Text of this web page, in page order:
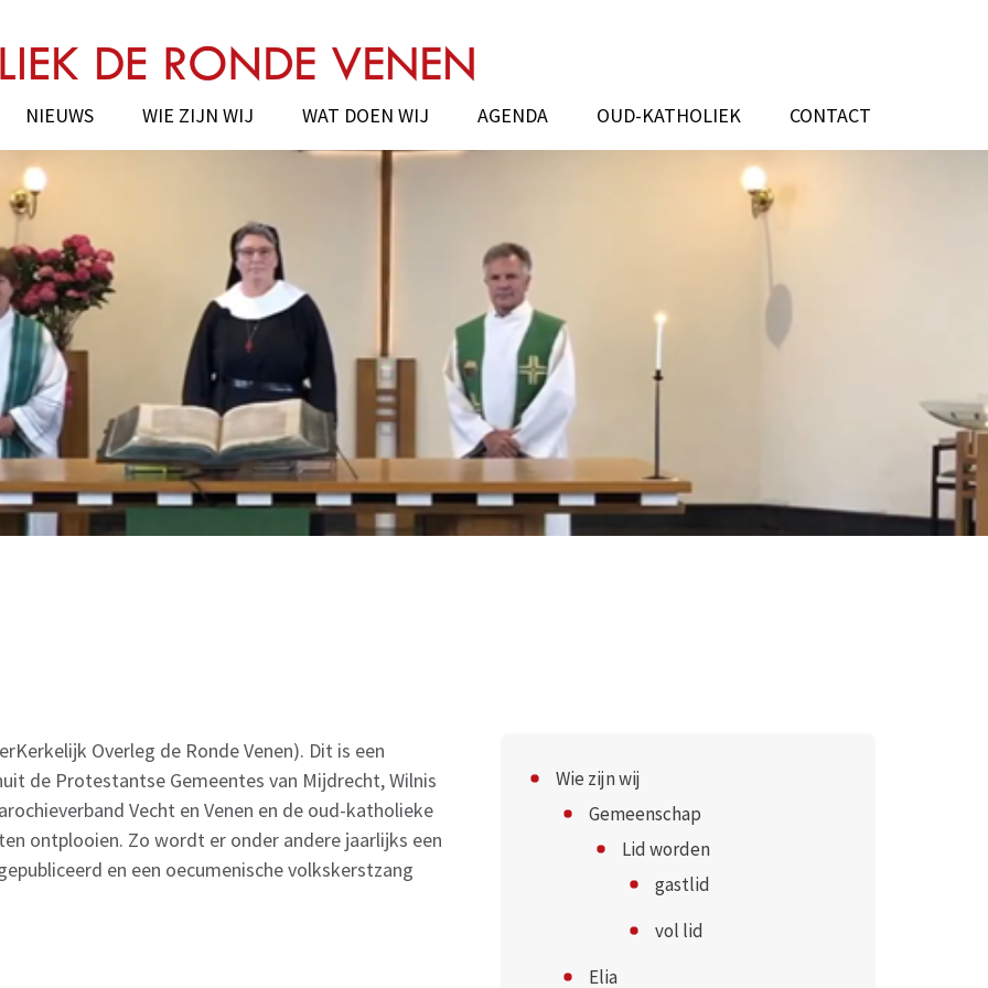
Venen
NIEUWS WIE ZIJN WIJ WAT DOEN WIJ AGENDA OUD-KATHOLIEK CONTACT
Overleg de Ronde Venen). Dit is een
de Protestantse Gemeentes van Mijdrecht, Wilnis
Vecht en Venen en de oud-katholieke
ontplooien. Zo wordt er onder andere jaarlijks een
en een oecumenische volkskerstzang
Wie zijn wij
Gemeenschap
Lid worden
gastlid
vol lid
Elia